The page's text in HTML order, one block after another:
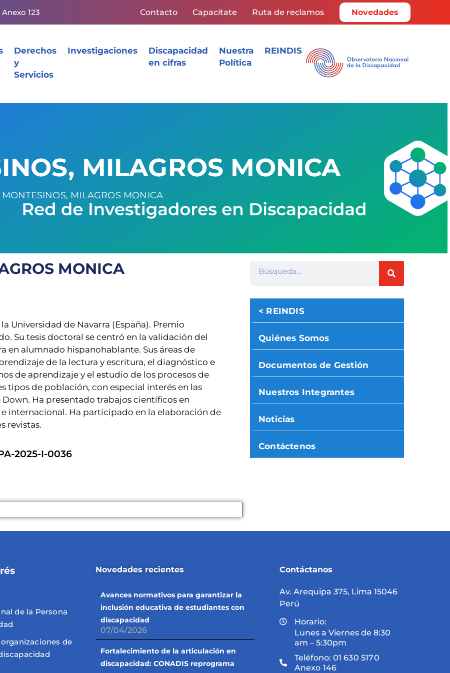
Anexo 123 Contacto Capacítate Ruta de reclamos Novedades
Derechos
y
Servicios
Investigaciones
Discapacidad
en cifras
Nuestra
Política
REINDIS
MILAGROS MONICA
MONTESINOS, MILAGROS MONICA
MONICA
Universidad de Navarra (España). Premio
Su tesis doctoral se centró en la validación del
en alumnado hispanohablante. Sus áreas de
de la lectura y escritura, el diagnóstico e
de aprendizaje y el estudio de los procesos de
tipos de población, con especial interés en las
Ha presentado trabajos científicos en
internacional. Ha participado en la elaboración de
revistas.
2025-I-0036
< REINDIS
Quiénes Somos
Documentos de Gestión
Nuestros Integrantes
Noticias
Contáctenos
de la Persona
de
Novedades recientes
Avances normativos para garantizar la
inclusión educativa de estudiantes con
discapacidad
07/04/2026
Fortalecimiento de la articulación en
discapacidad: CONADIS reprograma
Contáctanos
Av. Arequipa 375, Lima 15046
Perú
Horario:
Lunes a Viernes de 8:30
am – 5:30pm
Teléfono: 01 630 5170
Anexo 146